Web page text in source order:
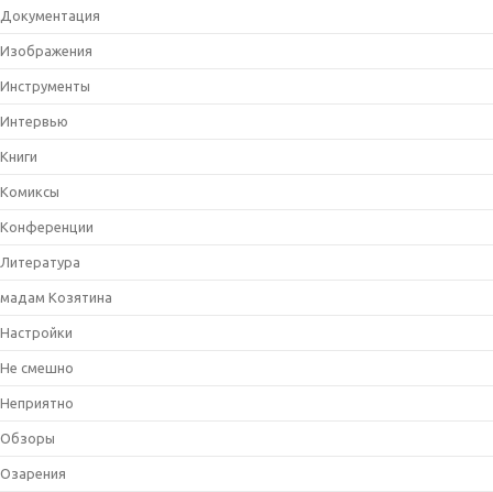
Документация
Изображения
Инструменты
Интервью
Книги
Комиксы
Конференции
Литература
мадам Козятина
Настройки
Не смешно
Неприятно
Обзоры
Озарения